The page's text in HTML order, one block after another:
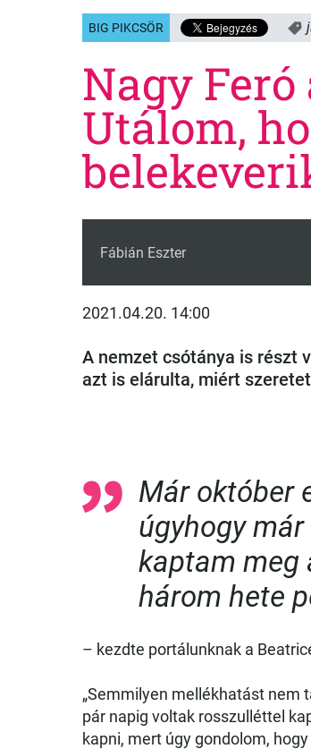
BIG PIKCSÖR
Nagy
Utálom,
Fábián Eszter
2021.04.20. 14:00
A nemzet csótánya is részt
azt is elárulta, miért
Már október
úgyhogy
kaptam meg
három hete
– kezdte portálunknak a
„Semmilyen mellékhatást nem
pár napig voltak rosszulléttel
kapni, mert úgy gondolom,